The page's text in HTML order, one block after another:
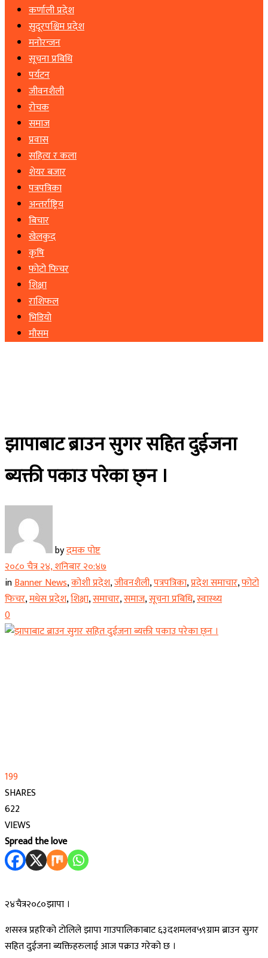
कर्णाली प्रदेश
सुदूरपश्चिम प्रदेश
मनोरन्जन
सूचना प्रबिधि
पर्यटन
जीवनशैली
रोचक
समाज
प्रवास
सहित्य र कला
शेयर बजार
पत्रपत्रिका
अन्तर्राष्ट्रिय
बिचार
खेलकुद
कृषि
फोटो फिचर
शिक्षा
राशिफल
भिडियो
मौसम
झापाबाट ब्राउन सुगर सहित दुईजना
ब्यक्ती पकाउ परेका छ्न ।
byदमक पोष्ट
२०८० चैत्र २४, शनिबार २०:४७
inBanner News,कोशी प्रदेश,जीवनशैली,पत्रपत्रिका,प्रदेश समाचार,फोटो
फिचर,मधेस प्रदेश,शिक्षा,समाचार,समाज,सूचना प्रबिधि,स्वास्थ्य
0
199
SHARES
622
VIEWS
Spread the love
२४चैत्र२०८०झापा ।
शसस्त्र प्रहरिको टोलिले झापा गाउपालिकाबाट ६३दशमलव५९ग्राम ब्राउन सुगर
सहित दुईजना ब्यक्तिहरुलाई आज पक्राउ गरेको छ ।